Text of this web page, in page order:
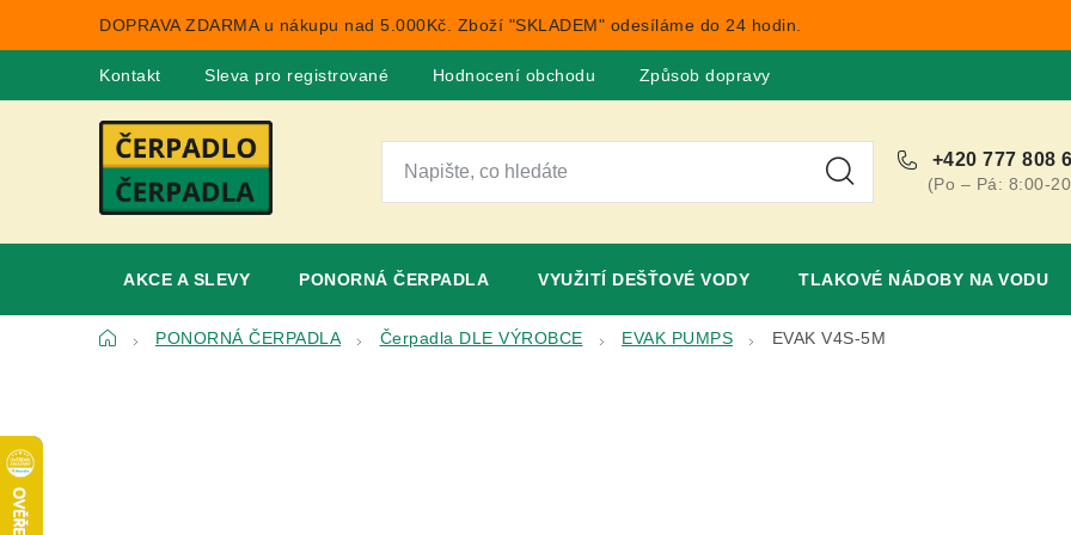
DOPRAVA ZDARMA u nákupu nad 5.000Kč. Zboží "SKLADEM" odesíláme do 24 hodin.
Kontakt Sleva pro registrované Hodnocení obchodu Způsob dopravy
+420 777 808
(Po – Pá: 8:00-
AKCE A SLEVY PONORNÁ ČERPADLA VYUŽITÍ DEŠŤOVÉ VODY TLAKOVÉ NÁDOBY NA VODU
DomůPONORNÁ ČERPADLA Čerpadla DLE VÝROBCE EVAK PUMPS EVAK V4S-5M